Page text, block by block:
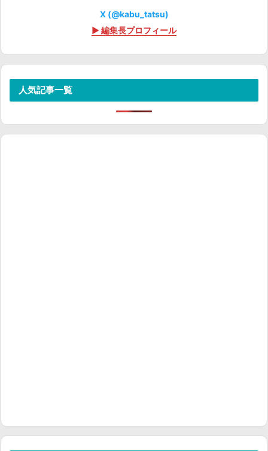
X (@kabu_tatsu)
▶ 編集長プロフィール
人気記事一覧